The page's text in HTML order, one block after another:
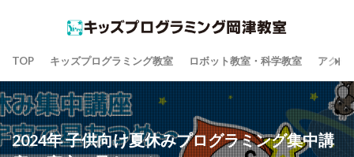
TOP キッズプログラミング教室 ロボット教室・科学教室 アクセ
2024年 子供向け夏休みプログラミング集中講